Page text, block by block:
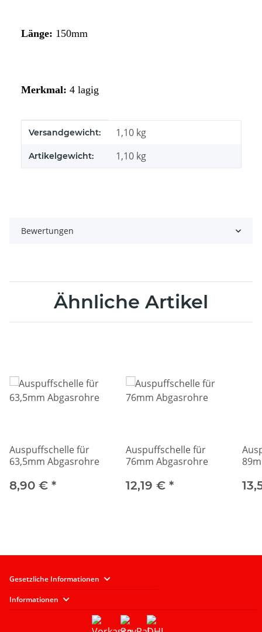
Länge: 150mm
Merkmal: 4 lagig
Produkteigenschaft
Wert
Versandgewicht: 1,10 kg
Artikelgewicht: 1,10 kg
Bewertungen
Ähnliche Artikel
Auspuffschelle für
63,5mm Abgasrohre
8,90 € *
Auspuffschelle für
76mm Abgasrohre
12,19 € *
Gesetzliche Informationen
Informationen